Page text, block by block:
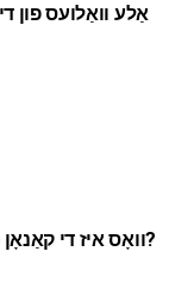
אַלע וואַלועס פון
וואָס איז די קאַנאָן פון די קריסטלעך טשורטש?